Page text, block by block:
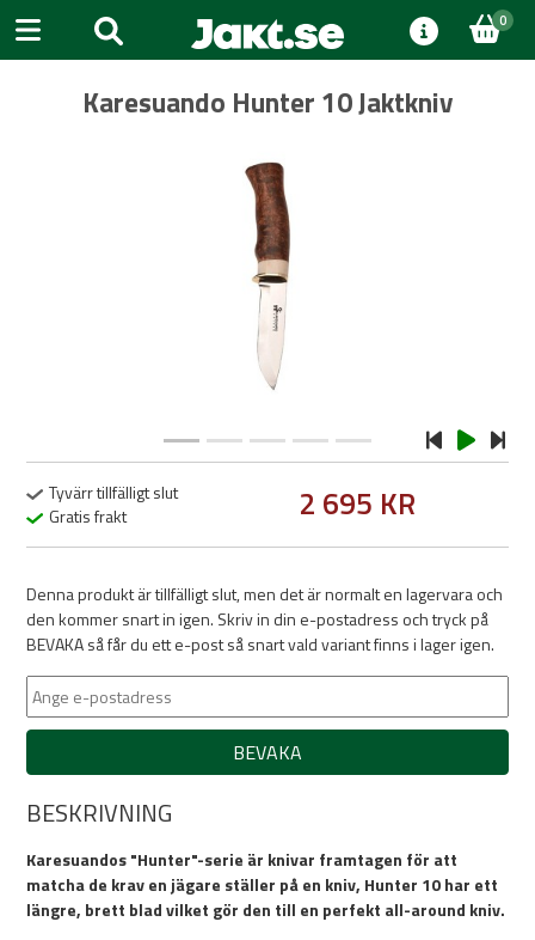
0
Karesuando Hunter 10 Jaktkniv
Tyvärr tillfälligt slut
Gratis frakt
2 695 KR
Denna produkt är tillfälligt slut, men det är normalt en lagervara och
den kommer snart in igen. Skriv in din e-postadress och tryck på
BEVAKA så får du ett e-post så snart vald variant finns i lager igen.
BEVAKA
BESKRIVNING
Karesuandos "Hunter"-serie är knivar framtagen för att
matcha de krav en jägare ställer på en kniv, Hunter 10 har ett
längre, brett blad vilket gör den till en perfekt all-around kniv.